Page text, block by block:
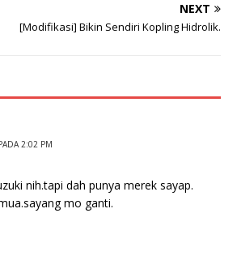
NEXT
[Modifikasi] Bikin Sendiri Kopling Hidrolik.
2:02 PM
nih.tapi dah punya merek sayap.
mo ganti.